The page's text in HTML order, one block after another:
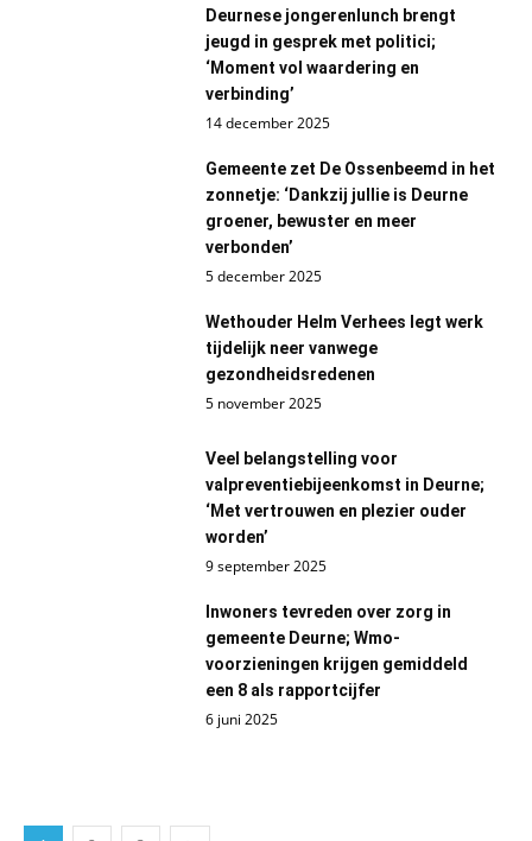
Deurnese jongerenlunch brengt
jeugd in gesprek met politici;
‘Moment vol waardering en
verbinding’
14 december 2025
Gemeente zet De Ossenbeemd in het
zonnetje: ‘Dankzij jullie is Deurne
groener, bewuster en meer
verbonden’
5 december 2025
Wethouder Helm Verhees legt werk
tijdelijk neer vanwege
gezondheidsredenen
5 november 2025
Veel belangstelling voor
valpreventiebijeenkomst in Deurne;
‘Met vertrouwen en plezier ouder
worden’
9 september 2025
Inwoners tevreden over zorg in
gemeente Deurne; Wmo-
voorzieningen krijgen gemiddeld
een 8 als rapportcijfer
6 juni 2025